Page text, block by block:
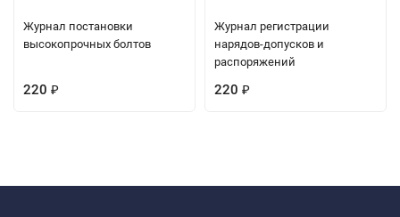
Журнал постановки
высокопрочных болтов
220 ₽
Журнал регистрации
нарядов-допусков и
распоряжений
220 ₽